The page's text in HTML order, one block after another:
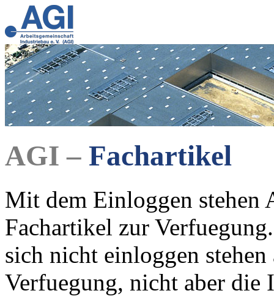
AGI – Fachartikel
Mit dem Einloggen
Fachartikel zur
sich nicht einloggen
Verfuegung, nicht aber die